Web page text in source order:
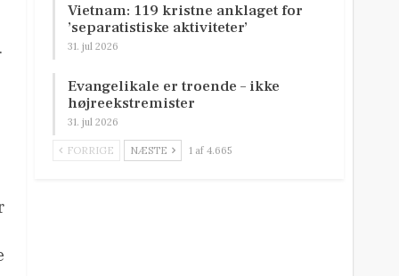
Vietnam: 119 kristne anklaget for
’separatistiske aktiviteter’
31. jul 2026
Evangelikale er troende – ikke
højreekstremister
31. jul 2026
FORRIGE NÆSTE 1 af 4.665